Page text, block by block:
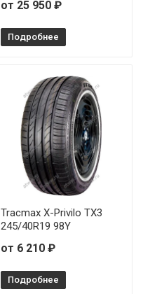
от 25 950 ₽
Подробнее
Tracmax X-Privilo TX3
245/40R19 98Y
от 6 210 ₽
Подробнее